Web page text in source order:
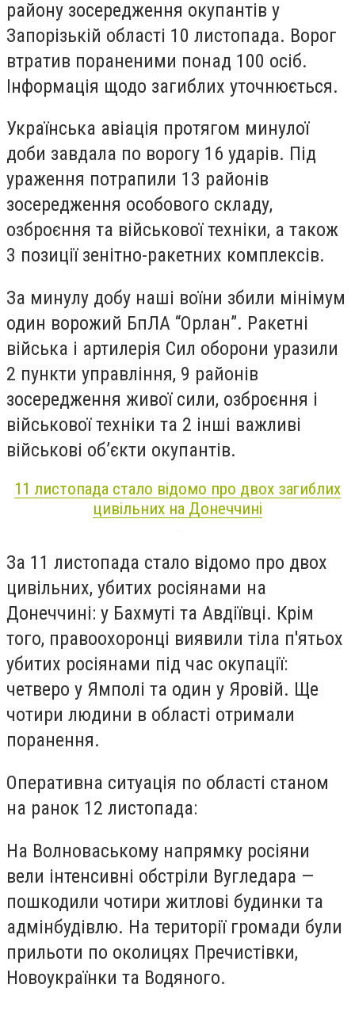
району зосередження окупантів у
Запорізькій області 10 листопада. Ворог
втратив пораненими понад 100 осіб.
Інформація щодо загиблих уточнюється.
Українська авіація протягом минулої
доби завдала по ворогу 16 ударів. Під
ураження потрапили 13 районів
зосередження особового складу,
озброєння та військової техніки, а також
3 позиції зенітно-ракетних комплексів.
За минулу добу наші воїни збили мінімум
один ворожий БпЛА “Орлан”. Ракетні
війська і артилерія Сил оборони уразили
2 пункти управління, 9 районів
зосередження живої сили, озброєння і
військової техніки та 2 інші важливі
військові об’єкти окупантів.
11 листопада стало відомо про двох загиблих
цивільних на Донеччині
За 11 листопада стало відомо про двох
цивільних, убитих росіянами на
Донеччині: у Бахмуті та Авдіївці. Крім
того, правоохоронці виявили тіла п'ятьох
убитих росіянами під час окупації:
четверо у Ямполі та один у Яровій. Ще
чотири людини в області отримали
поранення.
Оперативна ситуація по області станом
на ранок 12 листопада:
На Волноваському напрямку росіяни
вели інтенсивні обстріли Вугледара —
пошкодили чотири житлові будинки та
адмінбудівлю. На території громади були
прильоти по околицях Пречистівки,
Новоукраїнки та Водяного.